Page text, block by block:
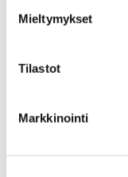
Mieltymykset
Tilastot
Markkinointi
kansainvälisen
kaupallista
Neuvosto on
mainonnan
kyseisten